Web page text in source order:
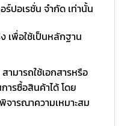
ปอเรชั่น จำกัด เท่านั้น
เพื่อใช้เป็นหลักฐาน
มารถใช้เอกสารหรือ
รซื้อสินค้าได้ โดย
ารณาความเหมาะสม